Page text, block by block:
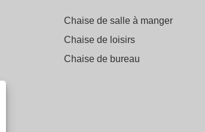
Chaise de salle à manger
Chaise de loisirs
Chaise de bureau